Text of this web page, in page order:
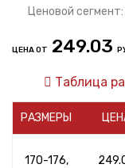
Ценовой сегмент:
ЦЕНА ОТ 249.03
Таблица
РАЗМЕРЫ
170-176,